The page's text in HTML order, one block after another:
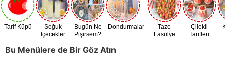
Tarif Küpü
Soğuk
İçecekler
Bugün Ne
Pişirsem?
Dondurmalar
Taze
Fasulye
Çilekli
Tarifleri
Bu Menülere de Bir Göz Atın